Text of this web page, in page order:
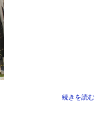
続きを読む